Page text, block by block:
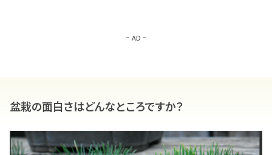
AD
盆栽の面白さはどんなところですか？